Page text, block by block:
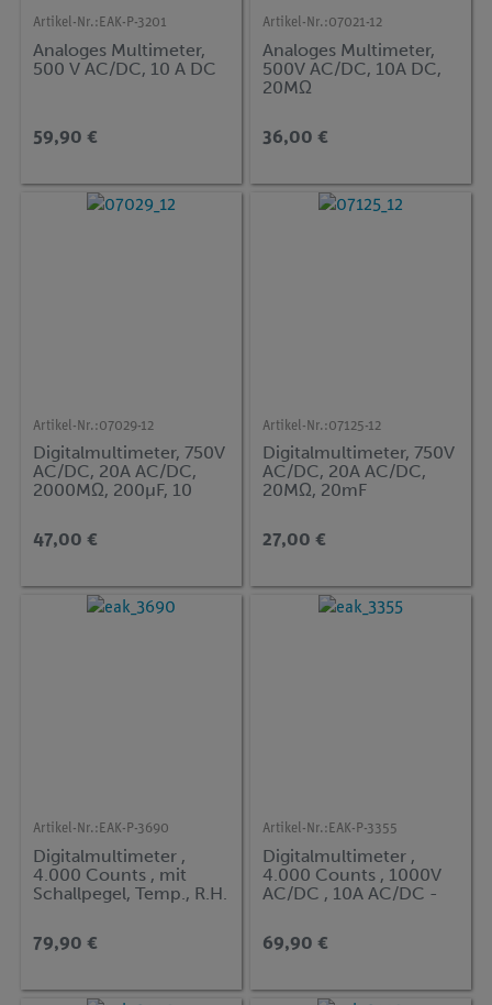
Artikel-Nr.: EAK-P-3201
Analoges Multimeter,
500 V AC/DC, 10 A DC
59,90 €
Artikel-Nr.:07021-12
Analoges Multimeter,
500V AC/DC, 10A DC,
20MΩ
36,00 €
Artikel-Nr.:07029-12
Digitalmultimeter, 750V
AC/DC, 20A AC/DC,
2000MΩ, 200µF, 10
47,00 €
Artikel-Nr.:07125-12
Digitalmultimeter, 750V
AC/DC, 20A AC/DC,
20MΩ, 20mF
27,00 €
Artikel-Nr.: EAK-P-3690
Digitalmultimeter ,
4.000 Counts , mit
Schallpegel, Temp., R.H.
79,90 €
Artikel-Nr.: EAK-P-3355
Digitalmultimeter ,
4.000 Counts , 1000V
AC/DC , 10A AC/DC -
69,90 €